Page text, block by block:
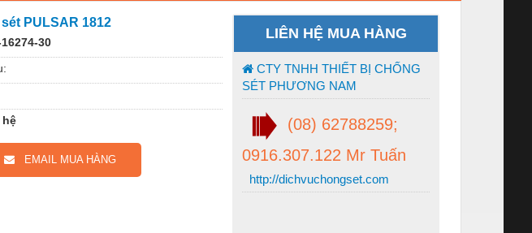
PULSAR 1812
30
hệ
EMAIL MUA HÀNG
LIÊN HỆ MUA HÀNG
CTY TNHH THIẾT BỊ CHỐNG
SÉT PHƯƠNG NAM
(08) 62788259;
0916.307.122 Mr Tuấn
http://dichvuchongset.com